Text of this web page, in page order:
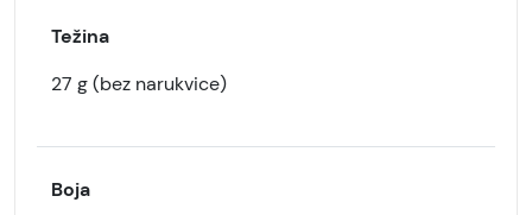
Težina
27 g (bez narukvice)
Boja